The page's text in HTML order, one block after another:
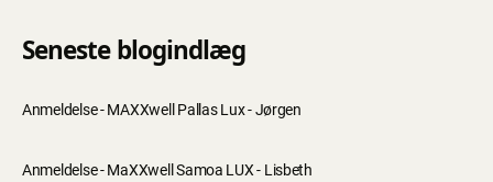
Seneste blogindlæg
Anmeldelse - MAXXwell Pallas Lux - Jørgen
Anmeldelse - MaXXwell Samoa LUX - Lisbeth